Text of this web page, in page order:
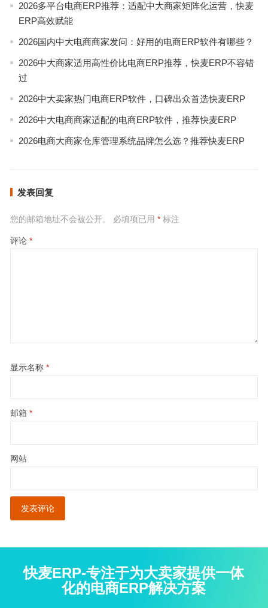
2026多平台电商ERP推荐：适配中大商家矩阵化运营，快麦
ERP高效赋能
2026国内中大电商商家发问：好用的电商ERP软件有哪些？
2026中大商家适用高性价比电商ERP推荐，快麦ERP不容错
过
2026中大卖家热门电商ERP软件，口碑出众首选快麦ERP
2026中大电商商家适配的电商ERP软件，推荐快麦ERP
2026电商大商家仓库管理系统品牌怎么选？推荐快麦ERP
发表回复
您的邮箱地址不会被公开。 必填项已用 *标注
评论 *
显示名称 *
邮箱 *
网站
快麦ERP-专注于为大卖家提供一体
化的电商ERP解决方案